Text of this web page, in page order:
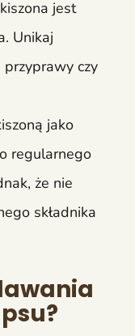
jest
Unikaj
czy
jako
regularnego
że nie
składnika